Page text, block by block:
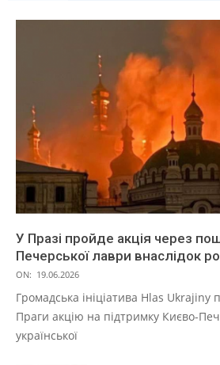
У Празі пройде акція через
Печерської лаври внаслідок
ON: 19.06.2026
Громадська ініціатива Hlas Ukrajiny
Праги акцію на підтримку Києво-
української